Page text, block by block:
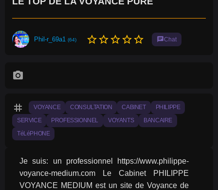
Phil-r_69a1 (64) star_borderstar_borderstar_borderstar_borderstar_border chatChat
photo_camera
tag VOYANCE CONSULTATION CABINET PHILIPPE
SERVICE PROFESSIONNEL VOYANTS BANCAIRE
TéLéPHONE
Je suis: un professionnel https://www.philippe-
voyance-medium.com Le Cabinet PHILIPPE
VOYANCE MEDIUM est un site de Voyance de